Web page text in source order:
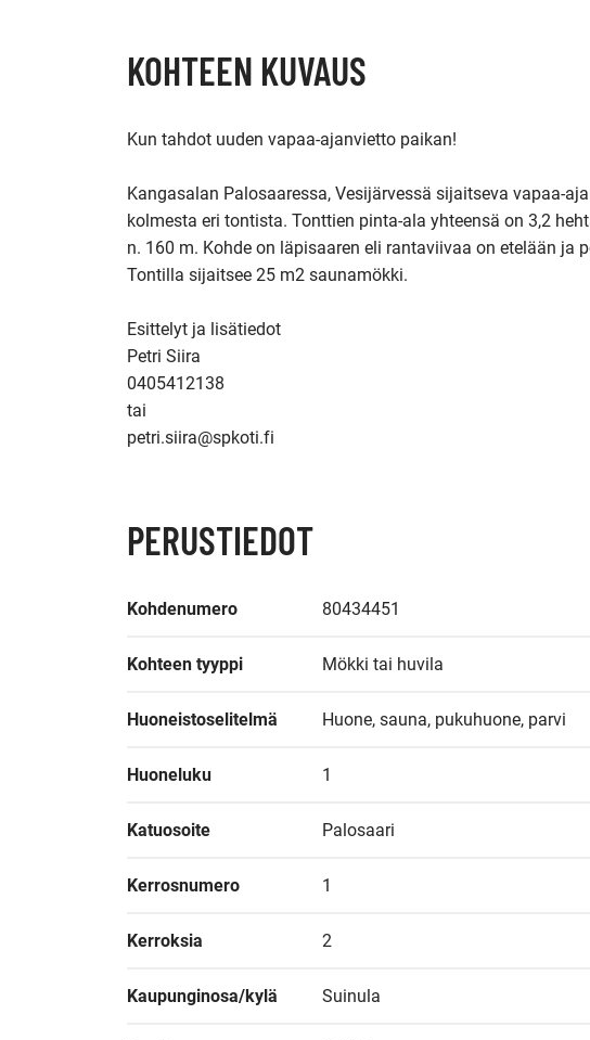
KOHTEEN KUVAUS
Kun tahdot uuden vapaa-ajanvietto paikan!
Kangasalan Palosaaressa, Vesijärvessä sijaitseva vapaa-
kolmesta eri tontista. Tonttien pinta-ala yhteensä on 3,2
n. 160 m. Kohde on läpisaaren eli rantaviivaa on etelään ja
Tontilla sijaitsee 25 m2 saunamökki.
Esittelyt ja lisätiedot
Petri Siira
0405412138
tai
petri.siira@spkoti.fi
PERUSTIEDOT
Kohdenumero 80434451
Kohteen tyyppi Mökki tai huvila
Huoneistoselitelmä Huone, sauna, pukuhuone, parvi
Huoneluku 1
Katuosoite Palosaari
Kerrosnumero 1
Kerroksia 2
Kaupunginosa/kylä Suinula